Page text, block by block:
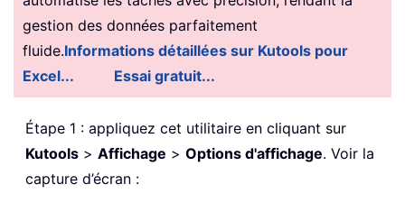
gestion des données parfaitement
fluide.Informations détaillées sur Kutools pour
Excel...
Essai gratuit...
Étape 1 : appliquez cet utilitaire en cliquant sur
Kutools > Affichage > Options d'affichage. Voir la
capture d’écran :